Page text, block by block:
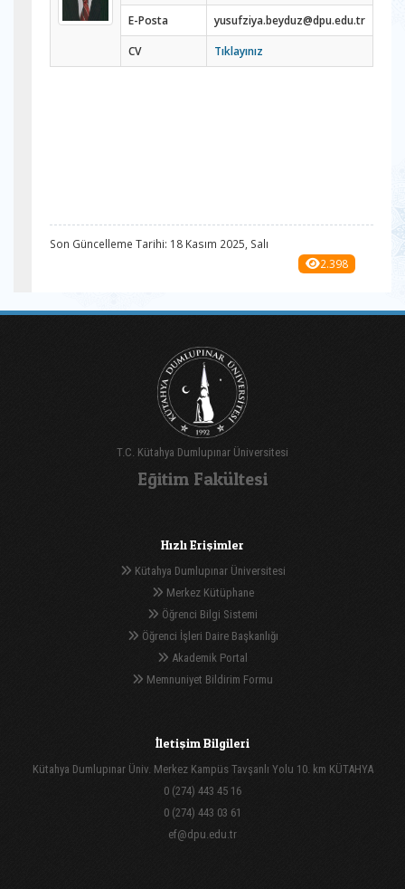
E-Posta
yusufziya.beyduz@dpu.edu.tr
CV
Tıklayınız
Son Güncelleme Tarihi: 18 Kasım 2025, Salı
2.398
T.C. Kütahya Dumlupınar Üniversitesi
Eğitim Fakültesi
Hızlı Erişimler
Kütahya Dumlupınar Üniversitesi
Merkez Kütüphane
Öğrenci Bilgi Sistemi
Öğrenci İşleri Daire Başkanlığı
Akademik Portal
Memnuniyet Bildirim Formu
İletişim Bilgileri
Kütahya Dumlupınar Üniv. Merkez Kampüs Tavşanlı Yolu 10. km KÜTAHYA
0 (274) 443 45 16
0 (274) 443 03 61
ef@dpu.edu.tr